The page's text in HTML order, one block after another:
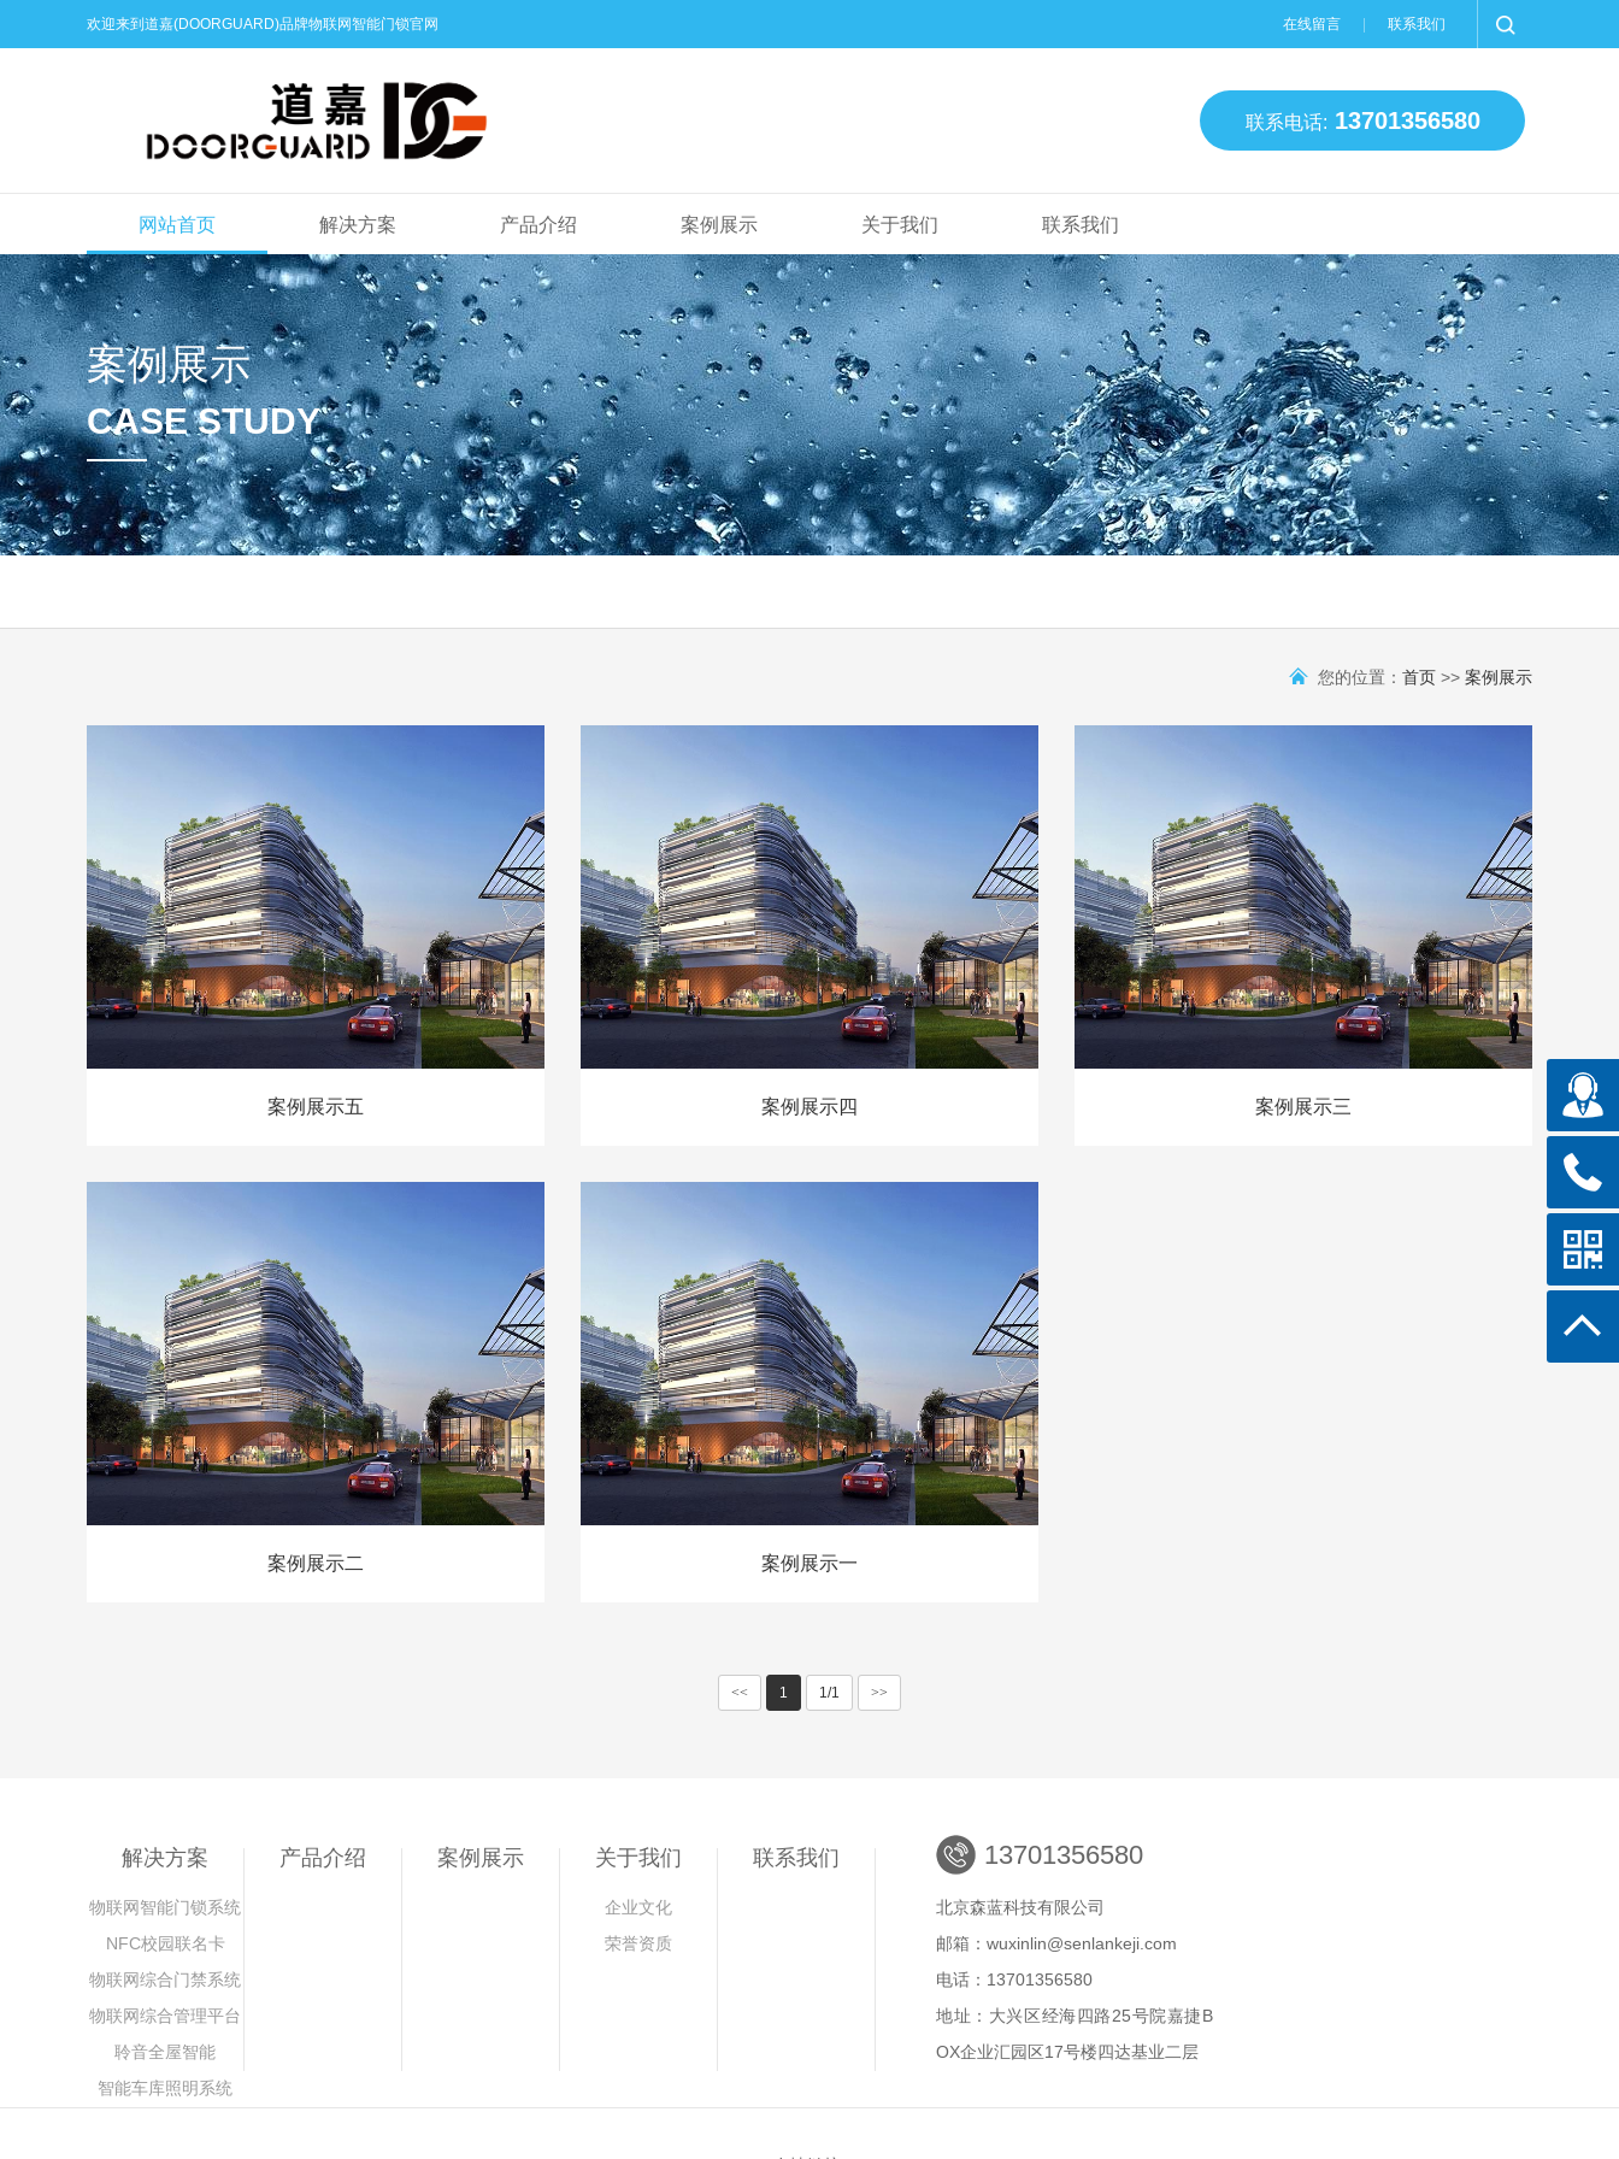
欢迎来到道嘉(DOORGUARD)品牌物联网智能门锁官网 在线留言 联系我们
联系电话: 13701356580
网站首页 解决方案 产品介绍 案例展示 关于我们 联系我们
案例展示
CASE STUDY
您的位置： 首页 >> 案例展示
案例展示五 案例展示四 案例展示三
案例展示二 案例展示一
<< 1 1/1 >>
解决方案
物联网智能门锁系统
NFC校园联名卡
物联网综合门禁系统
物联网综合管理平台
聆音全屋智能
智能车库照明系统
产品介绍 案例展示 关于我们
企业文化
荣誉资质
联系我们 13701356580
北京森蓝科技有限公司
邮箱：wuxinlin@senlankeji.com
电话：13701356580
地址：大兴区经海四路25号院嘉捷B
OX企业汇园区17号楼四达基业二层